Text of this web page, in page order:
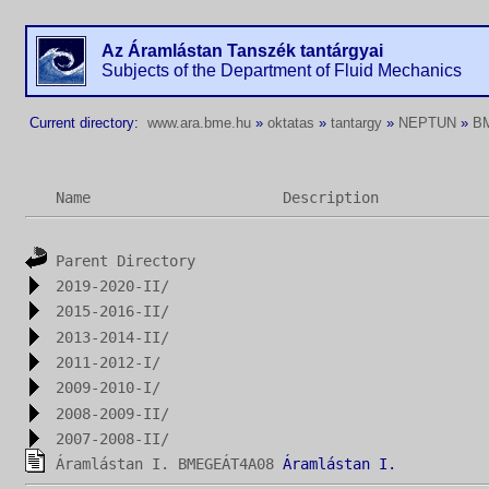
Az Áramlástan Tanszék tantárgyai
Subjects of the Department of Fluid Mechanics
Current directory: www.ara.bme.hu » oktatas » tantargy » NEPTUN »
Name Description
Parent Directory
2019-2020-II/
2015-2016-II/
2013-2014-II/
2011-2012-I/
2009-2010-I/
2008-2009-II/
2007-2008-II/
Áramlástan I. BMEGEÁT4A08